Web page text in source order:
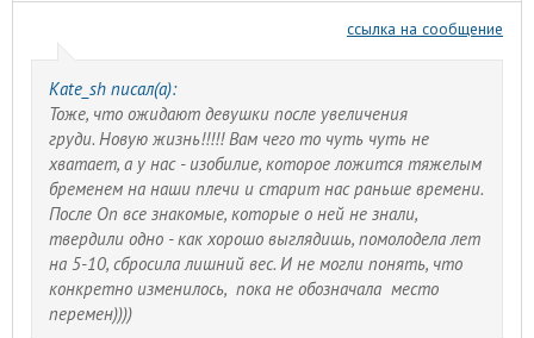
ссылка на сообщение
Kate_sh писал(а):
Тоже, что ожидают девушки после увеличения
груди. Новую жизнь!!!!! Вам чего то чуть чуть не
хватает, а у нас - изобилие, которое ложится тяжелым
бременем на наши плечи и старит нас раньше времени.
После Оп все знакомые, которые о ней не знали,
твердили одно - как хорошо выглядишь, помолодела лет
на 5-10, сбросила лишний вес. И не могли понять, что
конкретно изменилось, пока не обозначала место
перемен))))